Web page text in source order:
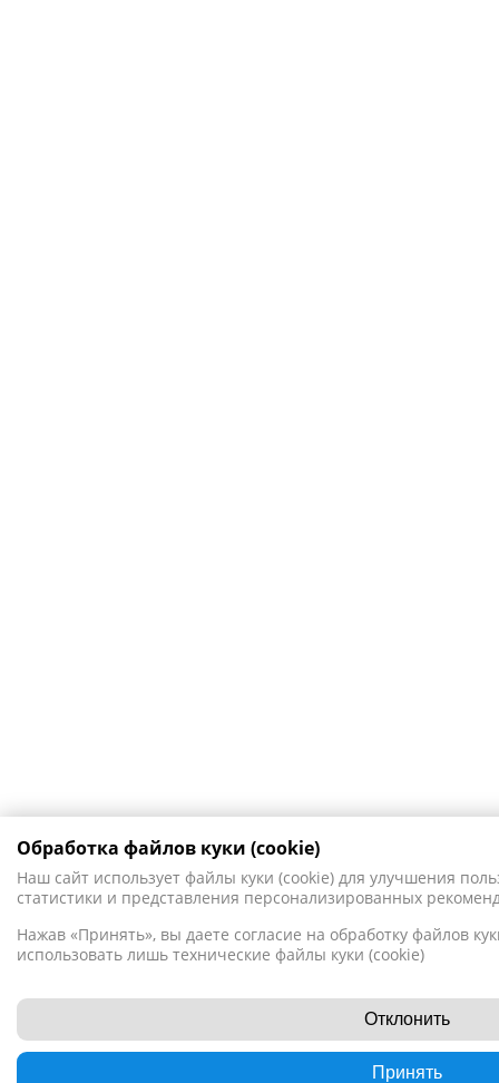
Обработка файлов куки (cookie)
Наш сайт использует файлы куки (cookie) для улучшения
статистики и представления персонализированных
Нажав «Принять», вы даете согласие на обработку файлов
использовать лишь технические файлы куки (cookie)
Отклонить
Принять